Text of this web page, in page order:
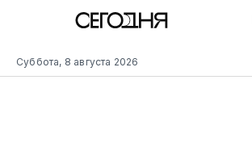
Суббота, 8 августа 2026